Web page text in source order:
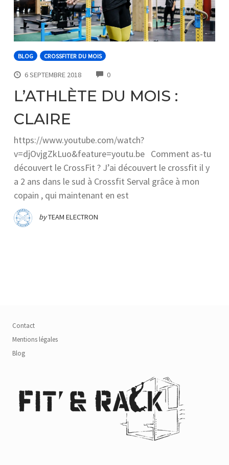
BLOG CROSSFITER DU MOIS
6 SEPTEMBRE 2018 0COMMENTS
L’ATHLÈTE DU MOIS :
CLAIRE
https://www.youtube.com/watch?
v=djOvjgZkLuo&feature=youtu.be Comment as-tu
découvert le CrossFit ? J’ai découvert le crossfit il y
a 2 ans dans le sud à Crossfit Serval grâce à mon
copain , qui maintenant en est
byTEAM ELECTRON
Contact
Mentions légales
Blog